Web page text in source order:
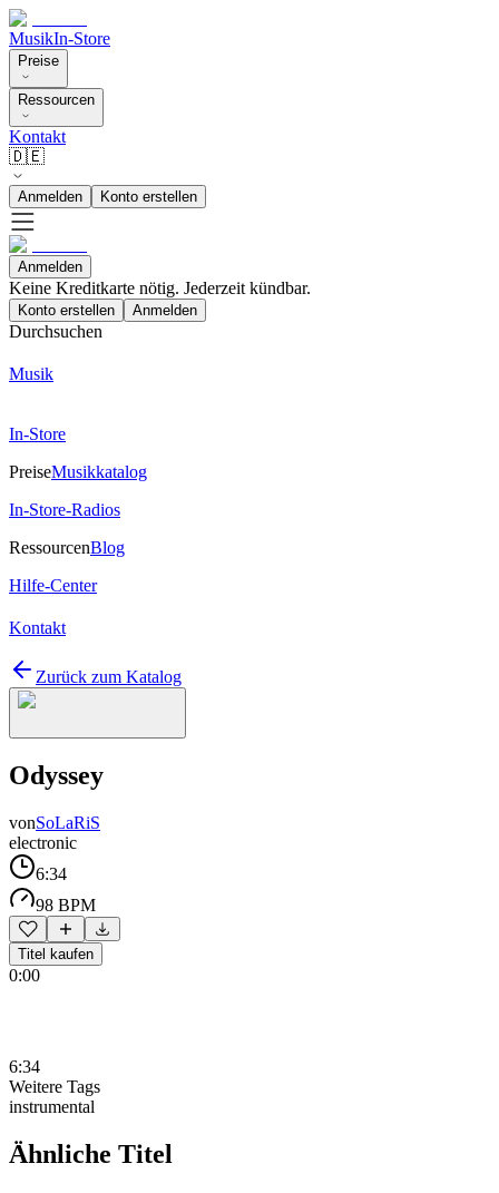
MusikIn-Store
Preise
Ressourcen
Kontakt
🇩🇪
Anmelden Konto erstellen
Anmelden
Keine Kreditkarte nötig. Jederzeit kündbar.
Konto erstellen Anmelden
Durchsuchen
Musik
In-Store
PreiseMusikkatalog
In-Store-Radios
RessourcenBlog
Hilfe-Center
Kontakt
Zurück zum Katalog
Odyssey
vonSoLaRiS
electronic
6:34
98 BPM
Titel kaufen
0:00
6:34
Weitere Tags
instrumental
Ähnliche Titel